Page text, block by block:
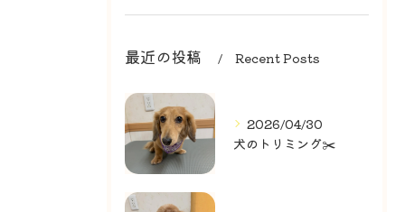
最近の投稿 Recent Posts
2026/04/30
犬のトリミング✂️